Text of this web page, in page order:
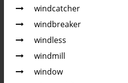
windcatcher
windbreaker
windless
windmill
window